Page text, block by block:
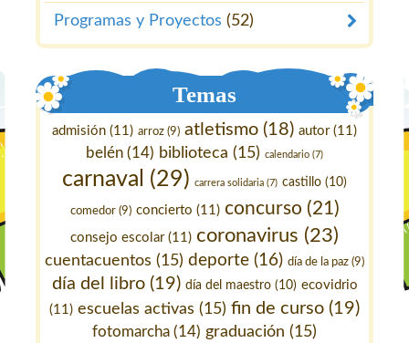
Programas y Proyectos (52)
Temas
admisión (11) arroz (9) atletismo (18) autor(11)
belén (14) biblioteca (15) calendario (7)
carnaval (29) carrera solidaria (7) castillo (10)
comedor(9) concierto (11) concurso (21)
consejo escolar(11) coronavirus (23)
cuentacuentos (15) deporte (16) día de la paz (9)
día del libro(19) día del maestro(10) ecovidrio
(11) escuelas activas (15) fin de curso (19)
fotomarcha (14) graduación (15)